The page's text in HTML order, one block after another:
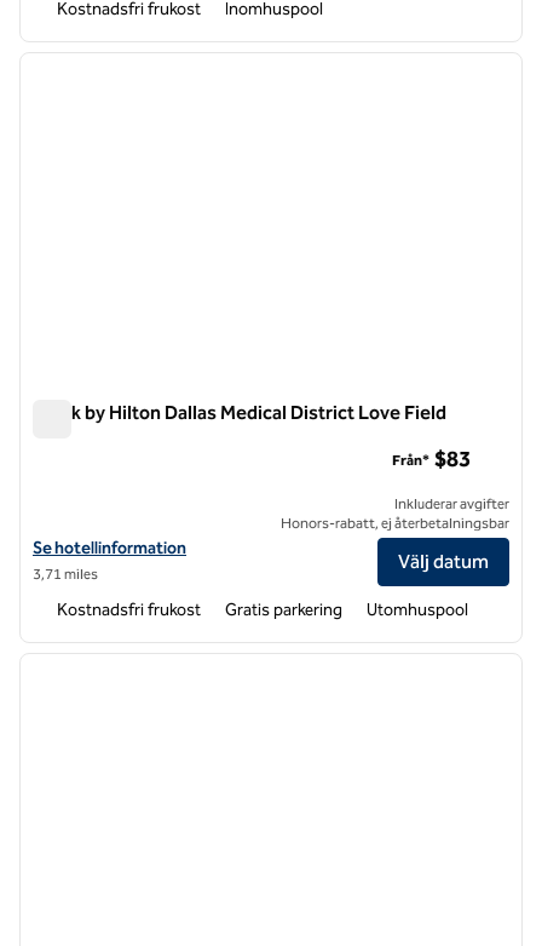
Kostnadsfri frukost Inomhuspool
1 av 12
nästa
Spark by Hilton Dallas Medical District Love Field
Visa hotelluppgifter för Spark by Hilton Dallas Medical District Love
Se hotellinformation
3,71 miles
Från* $83
Inkluderar avgifter
Honors-rabatt, ej återbetalningsbar
Välj datum
Kostnadsfri frukost Gratis parkering Utomhuspool
1 av 12
nästa